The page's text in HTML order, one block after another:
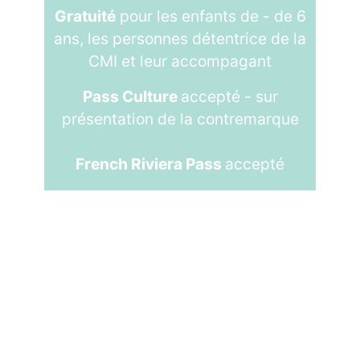
Gratuitépour les enfants de - de 6
ans, les personnes détentrice de la
CMI et leur accompagant
Pass Culture accepté - sur
présentation de la contremarque
French Riviera Pass accepté